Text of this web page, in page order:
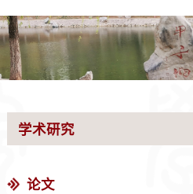
学术研究
论文